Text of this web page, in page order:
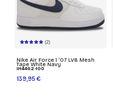
(2)
Nike Air Force 1 '07 LV8 Mesh
Tape White Navy
IH4462-100
139,95 €